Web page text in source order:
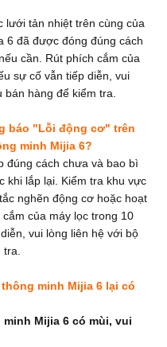
lưới tản nhiệt trên cùng của
6 đã được đóng đúng cách
cần. Rút phích cắm của
sự cố vẫn tiếp diễn, vui
hàng để kiểm tra.
báo "Lỗi động cơ" trên
minh Mijia 6?
đúng cách chưa và bao bì
khi lắp lại. Kiểm tra khu vực
nghẽn động cơ hoặc hoạt
của máy lọc trong 10
vui lòng liên hệ với bộ
minh Mijia 6 lại có
Mijia 6 có mùi, vui